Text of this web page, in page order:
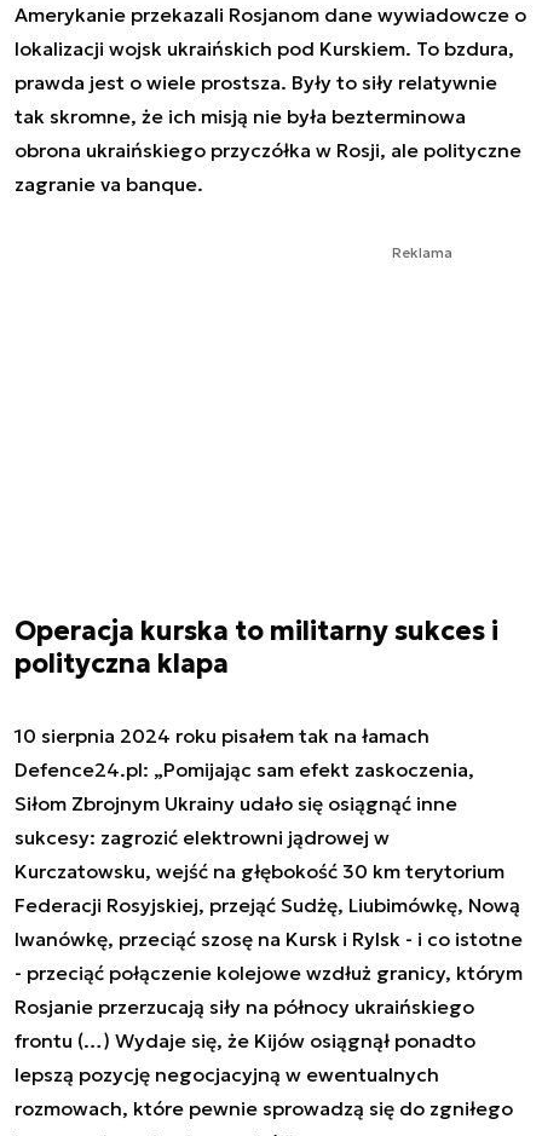
Amerykanie przekazali Rosjanom dane wywiadowcze o
lokalizacji wojsk ukraińskich pod Kurskiem. To bzdura,
prawda jest o wiele prostsza. Były to siły relatywnie
tak skromne, że ich misją nie była bezterminowa
obrona ukraińskiego przyczółka w Rosji, ale polityczne
zagranie va banque.
Reklama
Operacja kurska to militarny sukces i
polityczna klapa
10 sierpnia 2024 roku pisałem tak na łamach
Defence24.pl: „Pomijając sam efekt zaskoczenia,
Siłom Zbrojnym Ukrainy udało się osiągnąć inne
sukcesy: zagrozić elektrowni jądrowej w
Kurczatowsku, wejść na głębokość 30 km terytorium
Federacji Rosyjskiej, przejąć Sudżę, Liubimówkę, Nową
Iwanówkę, przeciąć szosę na Kursk i Rylsk - i co istotne
- przeciąć połączenie kolejowe wzdłuż granicy, którym
Rosjanie przerzucają siły na północy ukraińskiego
frontu (…) Wydaje się, że Kijów osiągnął ponadto
lepszą pozycję negocjacyjną w ewentualnych
rozmowach, które pewnie sprowadzą się do zgniłego